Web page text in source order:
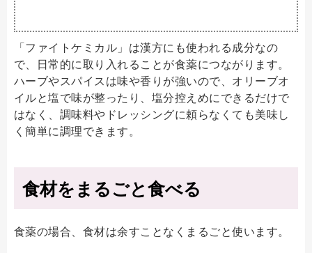
「ファイトケミカル」は漢方にも使われる成分なの
で、日常的に取り入れることが食薬につながります。
ハーブやスパイスは味や香りが強いので、オリーブオ
イルと塩で味が整ったり、塩分控えめにできるだけで
はなく、調味料やドレッシングに頼らなくても美味し
く簡単に調理できます。
食材をまるごと食べる
食薬の場合、食材は余すことなくまるごと使います。